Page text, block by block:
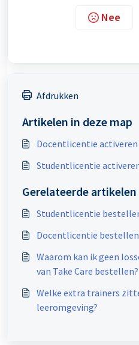
Nee
Afdrukken
Artikelen in deze map
Docentlicentie activeren
Studentlicentie
Gerelateerde artikelen
Studentlicentie
Docentlicentie bestellen
Waarom kan ik geen
van Take Care bestellen?
Welke extra trainers
leeromgeving?